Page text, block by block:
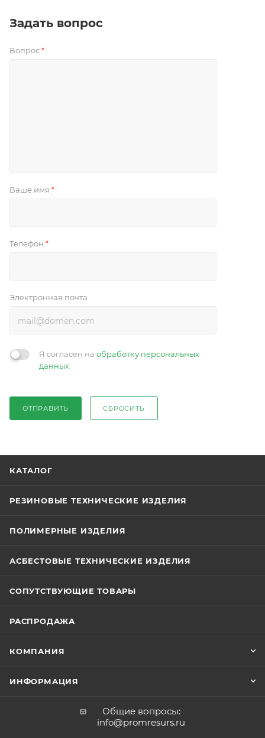
Задать вопрос
Вопрос *
Ваше имя *
Телефон *
Электронная почта
Я согласен на обработку персональных
данных
ОТПРАВИТЬ СБРОСИТЬ
КАТАЛОГ
РЕЗИНОВЫЕ ТЕХНИЧЕСКИЕ ИЗДЕЛИЯ
ПОЛИМЕРНЫЕ ИЗДЕЛИЯ
АСБЕСТОВЫЕ ТЕХНИЧЕСКИЕ ИЗДЕЛИЯ
СОПУТСТВУЮЩИЕ ТОВАРЫ
РАСПРОДАЖА
КОМПАНИЯ
ИНФОРМАЦИЯ
Общие вопросы:
info@promresurs.ru